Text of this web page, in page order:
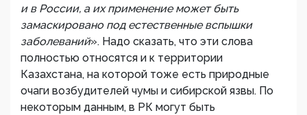
и в России, а их применение может быть
замаскировано под естественные вспышки
заболеваний». Надо сказать, что эти слова
полностью относятся и к территории
Казахстана, на которой тоже есть природные
очаги возбудителей чумы и сибирской язвы. По
некоторым данным, в РК могут быть